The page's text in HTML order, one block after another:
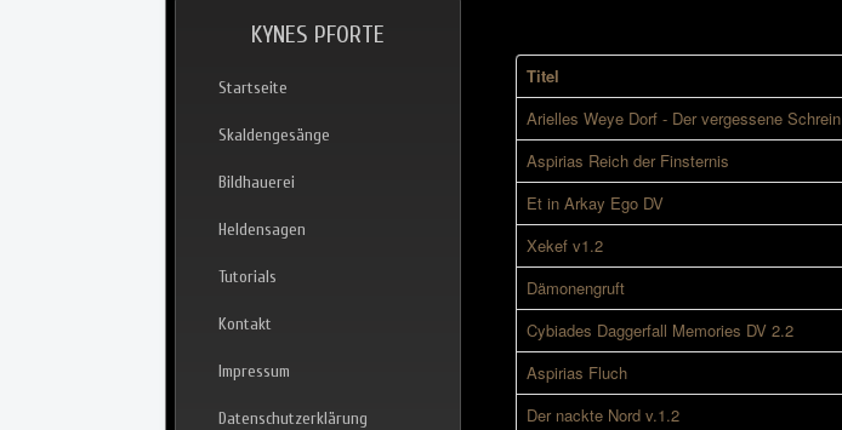
KYNES PFORTE
Startseite
Skaldengesänge
Bildhauerei
Heldensagen
Tutorials
Kontakt
Impressum
Datenschutzerklärung
Titel
Arielles Weye Dorf - Der vergessene Schrein
Aspirias Reich der Finsternis
Et in Arkay Ego DV
Xekef v1.2
Dämonengruft
Cybiades Daggerfall Memories DV 2.2
Aspirias Fluch
Der nackte Nord v.1.2